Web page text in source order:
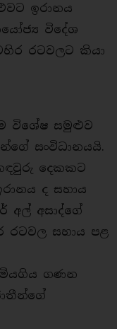
ඉරානය
විදේශ
රටවලට කියා
විශේෂ සමුළුව
සංවිධානයයි.
දෙකකට
ද සහාය
අල් අසාද්ගේ
රටවල සහාය පළ
මියගිය ගණන